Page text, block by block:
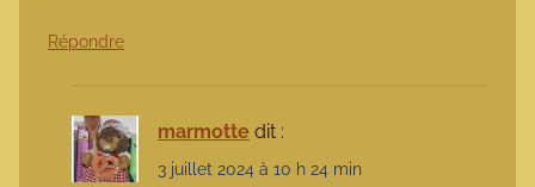
Répondre
marmotte dit :
3 juillet 2024 à 10 h 24 min